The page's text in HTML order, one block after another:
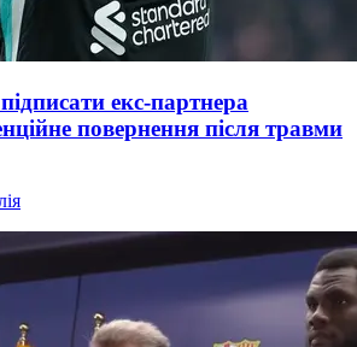
екс-партнера
повернення після травми